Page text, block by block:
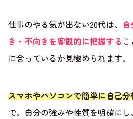
仕事のやる気が出ない20代は、
き・不向きを客観的に把握する
に合っているか見極められます。
スマホやパソコンで簡単に自己
で、自分の強みや性質を明確に